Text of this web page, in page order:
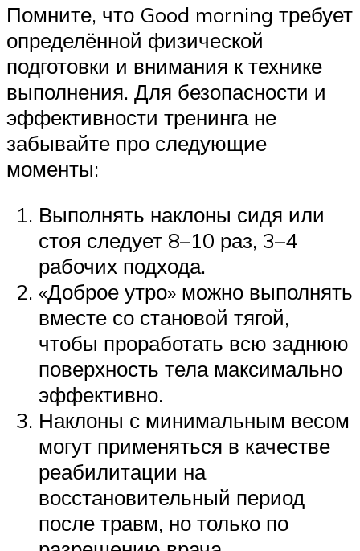
Помните, что Good morning требует
определённой физической
подготовки и внимания к технике
выполнения. Для безопасности и
эффективности тренинга не
забывайте про следующие
моменты:
Выполнять наклоны сидя или
стоя следует 8–10 раз, 3–4
рабочих подхода.
«Доброе утро» можно выполнять
вместе со становой тягой,
чтобы проработать всю заднюю
поверхность тела максимально
эффективно.
Наклоны с минимальным весом
могут применяться в качестве
реабилитации на
восстановительный период
после травм, но только по